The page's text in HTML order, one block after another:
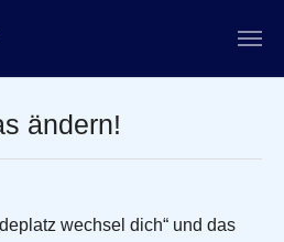
ändern!
wechsel dich“ und das